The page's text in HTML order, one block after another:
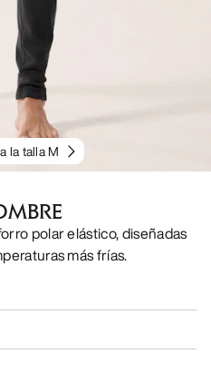
la talla M
polar elástico, diseñadas
más frías.